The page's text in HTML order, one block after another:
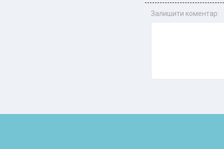
Залишити коментар: